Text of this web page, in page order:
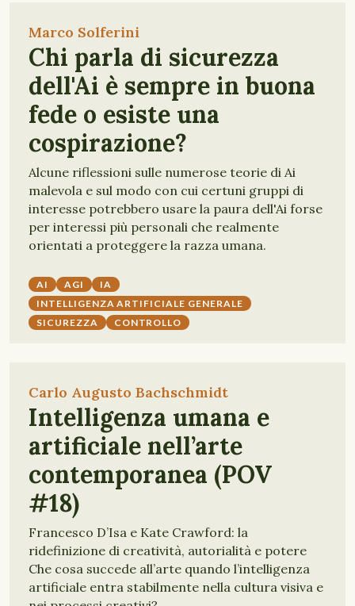
Marco Solferini
Chi parla di sicurezza
dell'Ai è sempre in buona
fede o esiste una
cospirazione?
Alcune riflessioni sulle numerose teorie di Ai
malevola e sul modo con cui certuni gruppi di
interesse potrebbero usare la paura dell'Ai forse
per interessi più personali che realmente
orientati a proteggere la razza umana.
AI AGI
IA
INTELLIGENZA ARTIFICIALE GENERALE
SICUREZZA
CONTROLLO
Carlo Augusto Bachschmidt
Intelligenza umana e
artificiale nell’arte
contemporanea (POV
#18)
Francesco D’Isa e Kate Crawford: la
ridefinizione di creatività, autorialità e potere
Che cosa succede all’arte quando l’intelligenza
artificiale entra stabilmente nella cultura visiva e